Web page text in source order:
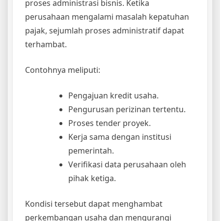
proses administrasi bisnis. Ketika
perusahaan mengalami masalah kepatuhan
pajak, sejumlah proses administratif dapat
terhambat.
Contohnya meliputi:
Pengajuan kredit usaha.
Pengurusan perizinan tertentu.
Proses tender proyek.
Kerja sama dengan institusi
pemerintah.
Verifikasi data perusahaan oleh
pihak ketiga.
Kondisi tersebut dapat menghambat
perkembangan usaha dan mengurangi